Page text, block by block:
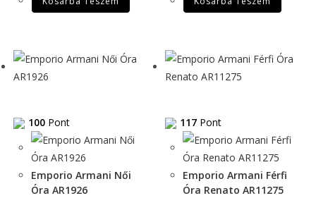
100Pont
Emporio Armani Női
Óra AR1926
117 Pont
Emporio Armani Férfi
Óra Renato AR11275